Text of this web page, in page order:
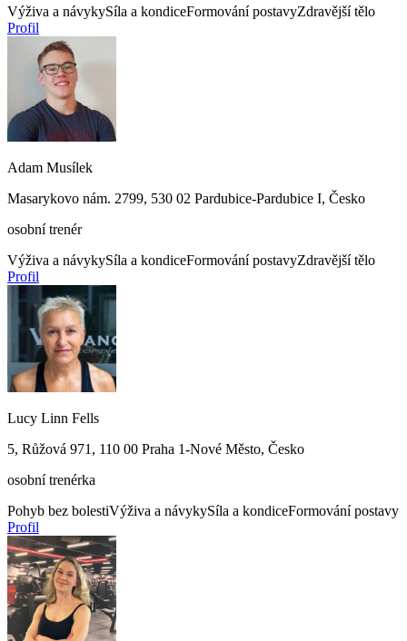
Výživa a návykySíla a kondiceFormování postavyZdravější tělo
Profil
Adam Musílek
Masarykovo nám. 2799, 530 02 Pardubice-Pardubice I, Česko
osobní trenér
Výživa a návykySíla a kondiceFormování postavyZdravější tělo
Profil
Lucy Linn Fells
5, Růžová 971, 110 00 Praha 1-Nové Město, Česko
osobní trenérka
Pohyb bez bolestiVýživa a návykySíla a kondiceFormování postavy
Profil